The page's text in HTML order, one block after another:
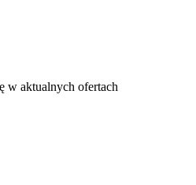
w aktualnych ofertach